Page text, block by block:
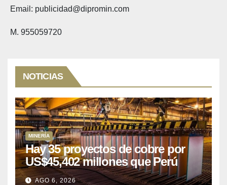
Email: publicidad@dipromin.com
M. 955059720
NOTICIAS
MINERÍA
Hay 35 proyectos de cobre por
US$45,402 millones que Perú
puede aprovechar
AGO 6, 2026